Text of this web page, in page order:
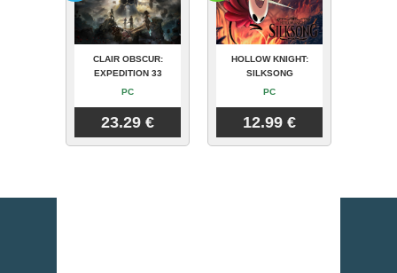
CLAIR OBSCUR:
EXPEDITION 33
PC
23.29 €
HOLLOW KNIGHT:
SILKSONG
PC
12.99 €